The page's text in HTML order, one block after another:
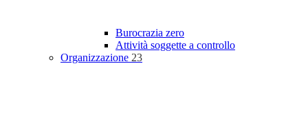
Burocrazia zero
Attività soggette a controllo
Organizzazione 23